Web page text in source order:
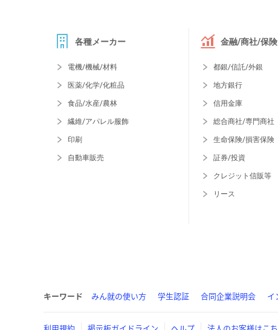
各種メーカー
電機/機械/材料
医薬/化学/化粧品
食品/水産/農林
繊維/アパレル服飾
印刷
自動車販売
金融/商社/保険
都銀/信託/外銀
地方銀行
信用金庫
総合商社/専門商社
生命保険/損害保険
証券/投資
クレジット信販等
リース
キーワード みん就の使い方 学生認証 合同企業説明会 イ